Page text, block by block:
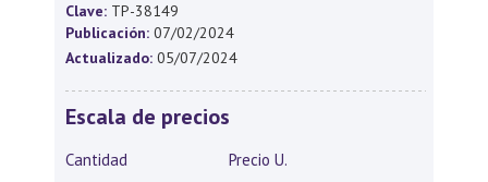
Clave: TP-38149
Publicación: 07/02/2024
Actualizado: 05/07/2024
Escala de precios
Cantidad Precio U.